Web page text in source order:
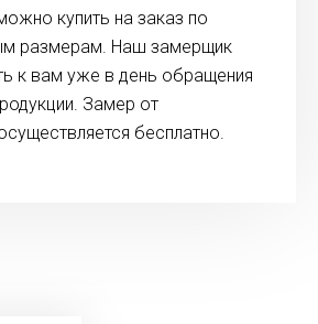
купить на заказ по
размерам. Наш замерщик
к вам уже в день обращения
Замер от
бесплатно.